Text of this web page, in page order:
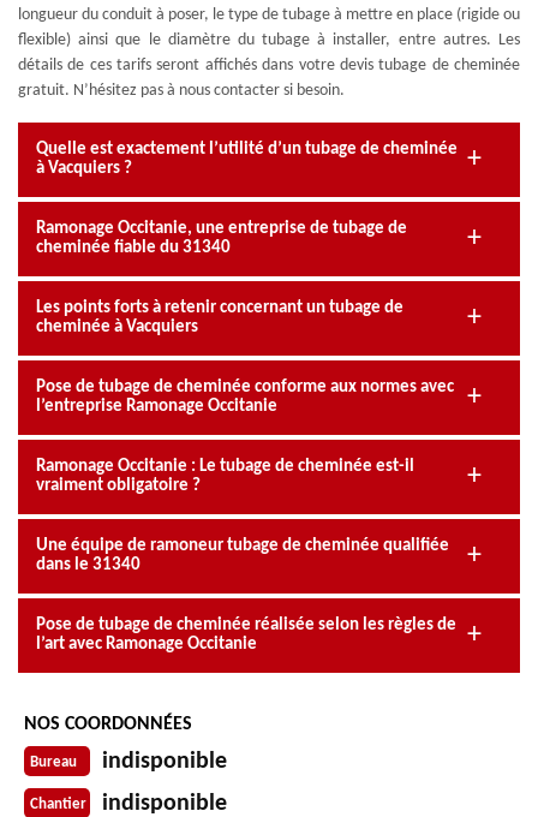
longueur du conduit à poser, le type de tubage à mettre en place (rigide ou
flexible) ainsi que le diamètre du tubage à installer, entre autres. Les
détails de ces tarifs seront affichés dans votre devis tubage de cheminée
gratuit. N’hésitez pas à nous contacter si besoin.
Quelle est exactement l’utilité d’un tubage de cheminée
à Vacquiers ?
Ramonage Occitanie, une entreprise de tubage de
cheminée fiable du 31340
Les points forts à retenir concernant un tubage de
cheminée à Vacquiers
Pose de tubage de cheminée conforme aux normes avec
l’entreprise Ramonage Occitanie
Ramonage Occitanie : Le tubage de cheminée est-il
vraiment obligatoire ?
Une équipe de ramoneur tubage de cheminée qualifiée
dans le 31340
Pose de tubage de cheminée réalisée selon les règles de
l’art avec Ramonage Occitanie
NOS COORDONNÉES
Bureau indisponible
Chantier indisponible